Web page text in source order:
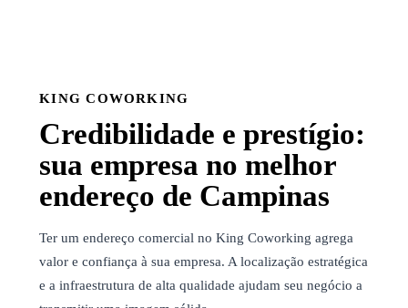
KING COWORKING
Credibilidade e prestígio:
sua empresa no melhor
endereço de Campinas
Ter um endereço comercial no King Coworking agrega
valor e confiança à sua empresa. A localização estratégica
e a infraestrutura de alta qualidade ajudam seu negócio a